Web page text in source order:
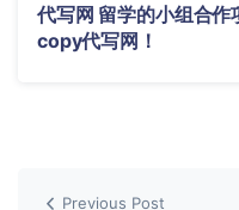
代写网 留学的小组合
copy代写网！
Previous Post